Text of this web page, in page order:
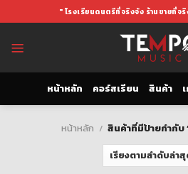
to
" โรงเรียนดนตรีที่จริงจัง ร้านขายที่จริ
หน้าหลัก คอร์สเรียน สินค้า
หน้าหลัก / สินค้าที่มีป้ายกำกับ